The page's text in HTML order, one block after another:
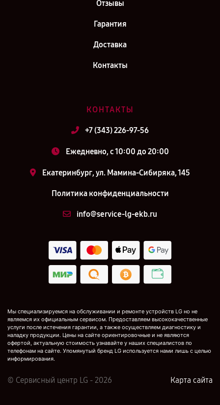
Отзывы
Гарантия
Доставка
Контакты
КОНТАКТЫ
+7 (343) 226-97-56
Ежедневно, с 10:00 до 20:00
Екатеринбург, ул. Мамина-Сибиряка, 145
Политика конфиденциальности
info@service-lg-ekb.ru
Мы специализируемся на обслуживании и ремонте устройств LG но не
являемся их официальным сервисом. Предоставляем высококачественные
услуги после истечения гарантии, а также осуществляем диагностику и
наладку продукции. Цены на сайте ориентировочные и не являются
офертой, актуальную стоимость узнавайте у наших специалистов по
телефонам на сайте. Упомянутый бренд LG используется нами лишь с целью
информирования.
© Сервисный центр LG - 2026 Карта сайта